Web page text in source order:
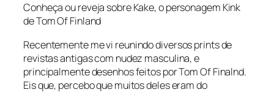
Conheça ou reveja sobre Kake, o personagem Kink
de Tom Of Finland
Recentemente me vi reunindo diversos prints de
revistas antigas com nudez masculina, e
principalmente desenhos feitos por Tom Of Finalnd.
Eis que, percebo que muitos deles eram do